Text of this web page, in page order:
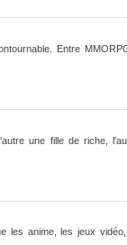
Entre
une fille de riche,
les anime, les jeux